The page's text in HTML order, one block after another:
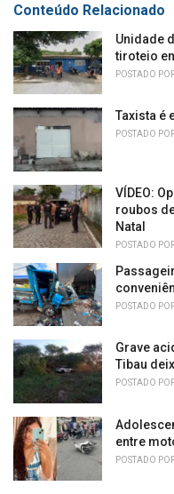
i
s
:
Conteúdo Relacionado
Unidade
tiroteio
POSTADO
Taxista é
POSTADO
VÍDEO:
roubos
Natal
POSTADO
POSTADO
Grave
Tibau
POSTADO
entre
POSTADO